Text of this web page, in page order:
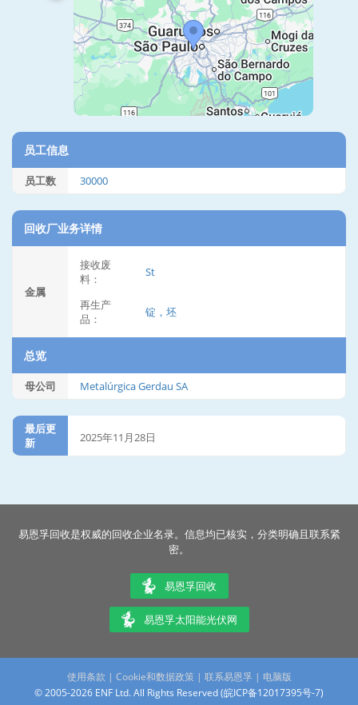
员工信息
员工数 30000
回收厂业务详情
金属
接收废
料：
St
再生产
品：
锭，坯
总览
母公司 Metalúrgica Gerdau SA
最后更
新
2025年11月28日
易恩孚回收是权威的回收企业名录。信息均已核实，分类明确且联系紧
密。
易恩孚回收
易恩孚太阳能光伏网
使用条款 | Cookie和数据政策| 联系易恩孚 | 电脑版
© 2005-2026 ENF Ltd. All Rights Reserved (皖ICP备12017395号-7)